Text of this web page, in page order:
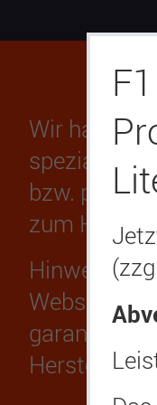
Wir haben
spezialisiert.
bzw.
zum
Hinweis:
Webseite
garantieren
Herstellers